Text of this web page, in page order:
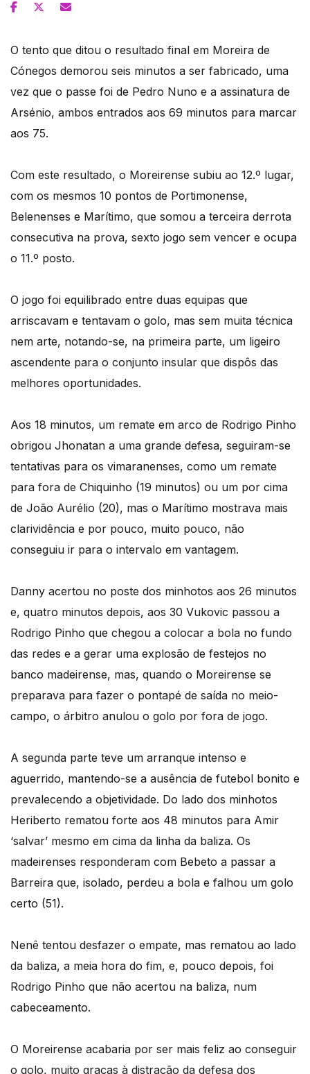
O tento que ditou o resultado final em Moreira de
Cónegos demorou seis minutos a ser fabricado, uma
vez que o passe foi de Pedro Nuno e a assinatura de
Arsénio, ambos entrados aos 69 minutos para marcar
aos 75.
Com este resultado, o Moreirense subiu ao 12.º lugar,
com os mesmos 10 pontos de Portimonense,
Belenenses e Marítimo, que somou a terceira derrota
consecutiva na prova, sexto jogo sem vencer e ocupa
o 11.º posto.
O jogo foi equilibrado entre duas equipas que
arriscavam e tentavam o golo, mas sem muita técnica
nem arte, notando-se, na primeira parte, um ligeiro
ascendente para o conjunto insular que dispôs das
melhores oportunidades.
Aos 18 minutos, um remate em arco de Rodrigo Pinho
obrigou Jhonatan a uma grande defesa, seguiram-se
tentativas para os vimaranenses, como um remate
para fora de Chiquinho (19 minutos) ou um por cima
de João Aurélio (20), mas o Marítimo mostrava mais
clarividência e por pouco, muito pouco, não
conseguiu ir para o intervalo em vantagem.
Danny acertou no poste dos minhotos aos 26 minutos
e, quatro minutos depois, aos 30 Vukovic passou a
Rodrigo Pinho que chegou a colocar a bola no fundo
das redes e a gerar uma explosão de festejos no
banco madeirense, mas, quando o Moreirense se
preparava para fazer o pontapé de saída no meio-
campo, o árbitro anulou o golo por fora de jogo.
A segunda parte teve um arranque intenso e
aguerrido, mantendo-se a ausência de futebol bonito e
prevalecendo a objetividade. Do lado dos minhotos
Heriberto rematou forte aos 48 minutos para Amir
‘salvar’ mesmo em cima da linha da baliza. Os
madeirenses responderam com Bebeto a passar a
Barreira que, isolado, perdeu a bola e falhou um golo
certo (51).
Nenê tentou desfazer o empate, mas rematou ao lado
da baliza, a meia hora do fim, e, pouco depois, foi
Rodrigo Pinho que não acertou na baliza, num
cabeceamento.
O Moreirense acabaria por ser mais feliz ao conseguir
o golo, muito graças à distração da defesa dos